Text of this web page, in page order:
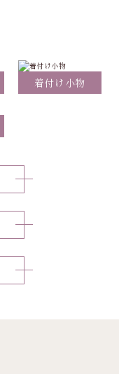
着付け小物